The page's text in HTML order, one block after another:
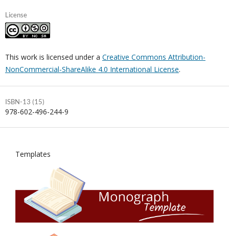
License
This work is licensed under a Creative Commons Attribution-
NonCommercial-ShareAlike 4.0 International License.
ISBN-13 (15)
978-602-496-244-9
Templates